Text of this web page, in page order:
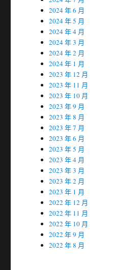
2024 年 6 月
2024 年 5 月
2024 年 4 月
2024 年 3 月
2024 年 2 月
2024 年 1 月
2023 年 12 月
2023 年 11 月
2023 年 10 月
2023 年 9 月
2023 年 8 月
2023 年 7 月
2023 年 6 月
2023 年 5 月
2023 年 4 月
2023 年 3 月
2023 年 2 月
2023 年 1 月
2022 年 12 月
2022 年 11 月
2022 年 10 月
2022 年 9 月
2022 年 8 月